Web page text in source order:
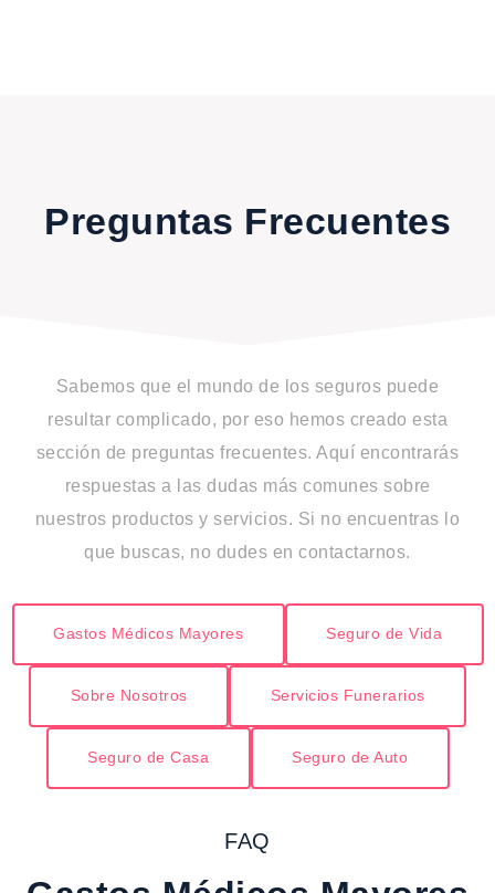
Preguntas Frecuentes
Sabemos que el mundo de los seguros puede
resultar complicado, por eso hemos creado esta
sección de preguntas frecuentes. Aquí encontrarás
respuestas a las dudas más comunes sobre
nuestros productos y servicios. Si no encuentras lo
que buscas, no dudes en contactarnos.
Gastos Médicos Mayores Seguro de Vida
Sobre Nosotros Servicios Funerarios
Seguro de Casa Seguro de Auto
FAQ